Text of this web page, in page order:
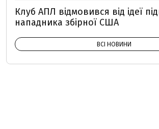
Клуб АПЛ відмовився від ідеї
нападника збірної США
ВСІ НОВИНИ